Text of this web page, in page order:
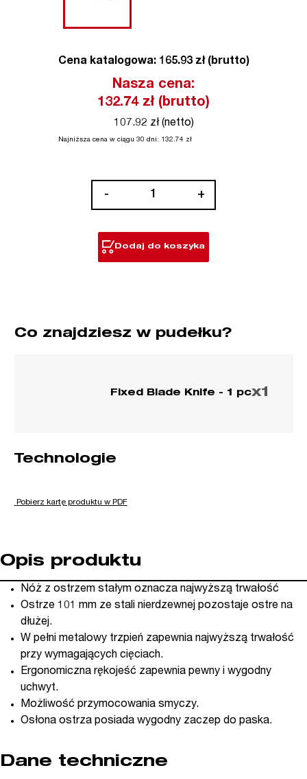
Cena katalogowa: 165.93 zł (brutto)
Nasza cena:
132.74zł (brutto)
107.92 zł (netto)
Najniższa cena w ciągu 30 dni: 132.74 zł
-
ostrzem
stałym
+
Dodaj do koszyka
Co znajdziesz w pudełku?
Fixed Blade Knife - 1 pcx1
Technologie
Pobierz kartę produktu w PDF
Opis produktu
Nóż z ostrzem stałym oznacza najwyższą trwałość
Ostrze 101 mm ze stali nierdzewnej pozostaje ostre na
dłużej.
W pełni metalowy trzpień zapewnia najwyższą trwałość
przy wymagających cięciach.
Ergonomiczna rękojeść zapewnia pewny i wygodny
uchwyt.
Możliwość przymocowania smyczy.
Osłona ostrza posiada wygodny zaczep do paska.
Dane techniczne